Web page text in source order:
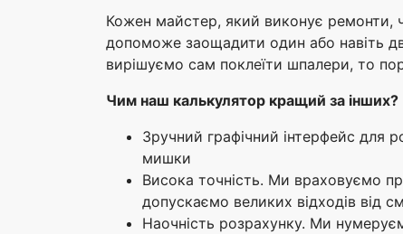
Кожен майстер, який виконує ремонти,
допоможе заощадити один або навіть
вирішуємо сам поклеїти шпалери, то
Чим наш калькулятор кращий за інших?
Зручний графічний інтерфейс для
мишки
Висока точність. Ми враховуємо
допускаємо великих відходів від
Наочність розрахунку. Ми